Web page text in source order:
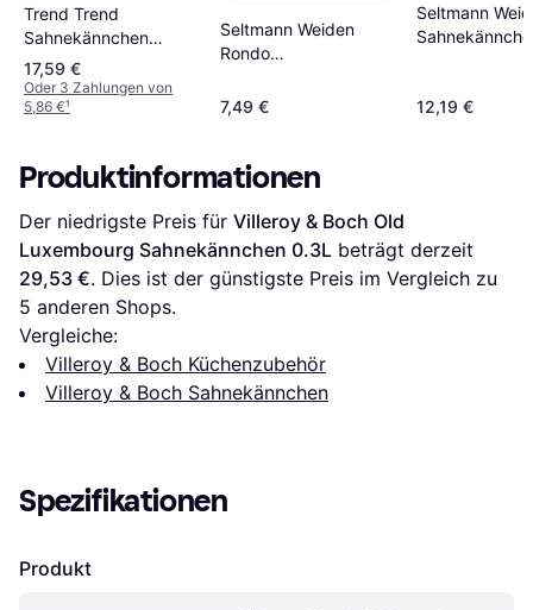
Trend Trend
Sahnekännchen
1000Stk. 0.18L
17,59 €
Oder 3 Zahlungen von
5,86 €¹
Seltmann Weiden
Rondo
7,49 €
Seltmann
12,19 €
Produktinformationen
Der niedrigste Preis für Villeroy & Boch Old
Luxembourg Sahnekännchen 0.3L
29,53 €
5 anderen Shops.
Vergleiche:
Villeroy & Boch Küchenzubehör
Villeroy & Boch Sahnekännchen
Spezifikationen
Produkt